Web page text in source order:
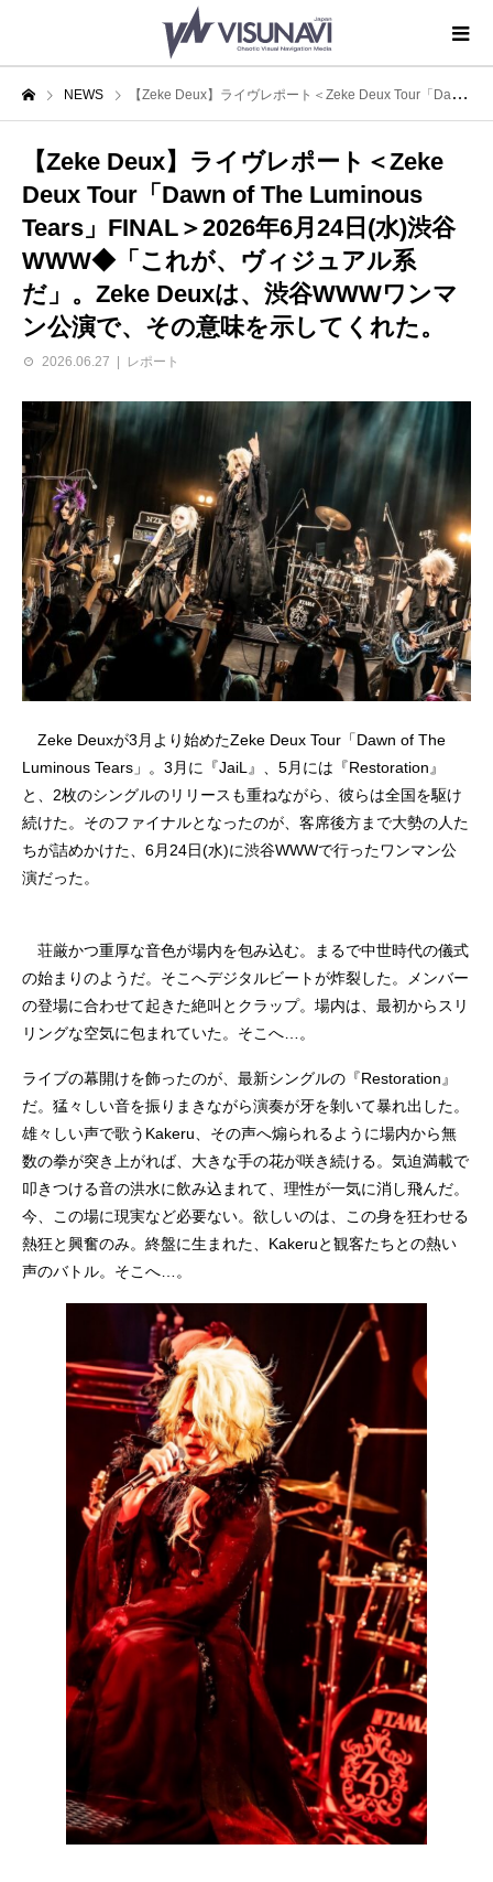
NEWS 【Zeke Deux】ライヴレポート＜Zeke Deux Tour「Dawn of The Luminous Tears」FINAL＞2026年6月24日(水)渋谷WWW◆「これが、ヴィジュアル系だ」。Zeke Deuxは、渋谷WWWワンマン公演で、その意味を示してくれた。
【Zeke Deux】ライヴレポート＜Zeke
Deux Tour「Dawn of The Luminous
Tears」FINAL＞2026年6月24日(水)渋谷
WWW◆「これが、ヴィジュアル系
だ」。Zeke Deuxは、渋谷WWWワンマ
ン公演で、その意味を示してくれた。
2026.06.27 レポート
Zeke Deuxが3月より始めたZeke Deux Tour「Dawn of The
Luminous Tears」。3月に『JaiL』、5月には『Restoration』
と、2枚のシングルのリリースも重ねながら、彼らは全国を駆け
続けた。そのファイナルとなったのが、客席後方まで大勢の人た
ちが詰めかけた、6月24日(水)に渋谷WWWで行ったワンマン公
演だった。
荘厳かつ重厚な音色が場内を包み込む。まるで中世時代の儀式
の始まりのようだ。そこへデジタルビートが炸裂した。メンバー
の登場に合わせて起きた絶叫とクラップ。場内は、最初からスリ
リングな空気に包まれていた。そこへ…。
ライブの幕開けを飾ったのが、最新シングルの『Restoration』
だ。猛々しい音を振りまきながら演奏が牙を剝いて暴れ出した。
雄々しい声で歌うKakeru、その声へ煽られるように場内から無
数の拳が突き上がれば、大きな手の花が咲き続ける。気迫満載で
叩きつける音の洪水に飲み込まれて、理性が一気に消し飛んだ。
今、この場に現実など必要ない。欲しいのは、この身を狂わせる
熱狂と興奮のみ。終盤に生まれた、Kakeruと観客たちとの熱い
声のバトル。そこへ…。